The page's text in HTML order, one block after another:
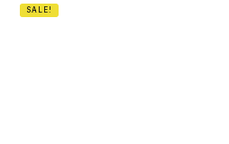
SALE!